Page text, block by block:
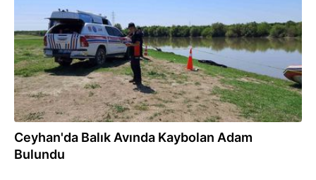
Ceyhan'da Balık Avında Kaybolan Adam
Bulundu